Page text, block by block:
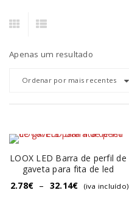
Apenas um resultado
Ordenar por mais recentes
LOOX LED Barra de perfil de
gaveta para fita de led
2.78€ – 32.14€ (iva incluído)